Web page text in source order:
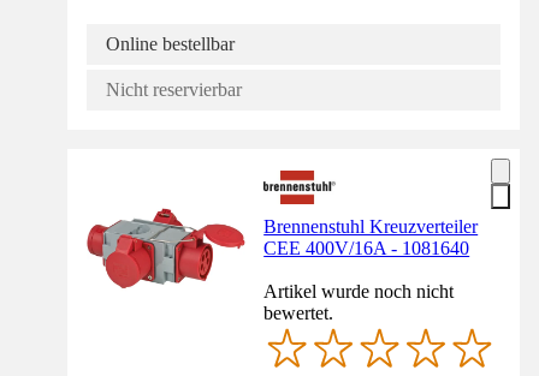
Online bestellbar
Nicht reservierbar
Brennenstuhl Kreuzverteiler
CEE 400V/16A - 1081640
Artikel wurde noch nicht
bewertet.